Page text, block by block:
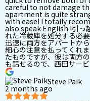
careful to not damage
apartment is quite
with ease! I totally
also speak English !引っ
れた冷蔵庫を処分する必
迅速に両方をアパートか
細心の注意を払ってくれ
たものですが、彼は両方
も話せるので、西田サー
Steve Paik
2 months ago